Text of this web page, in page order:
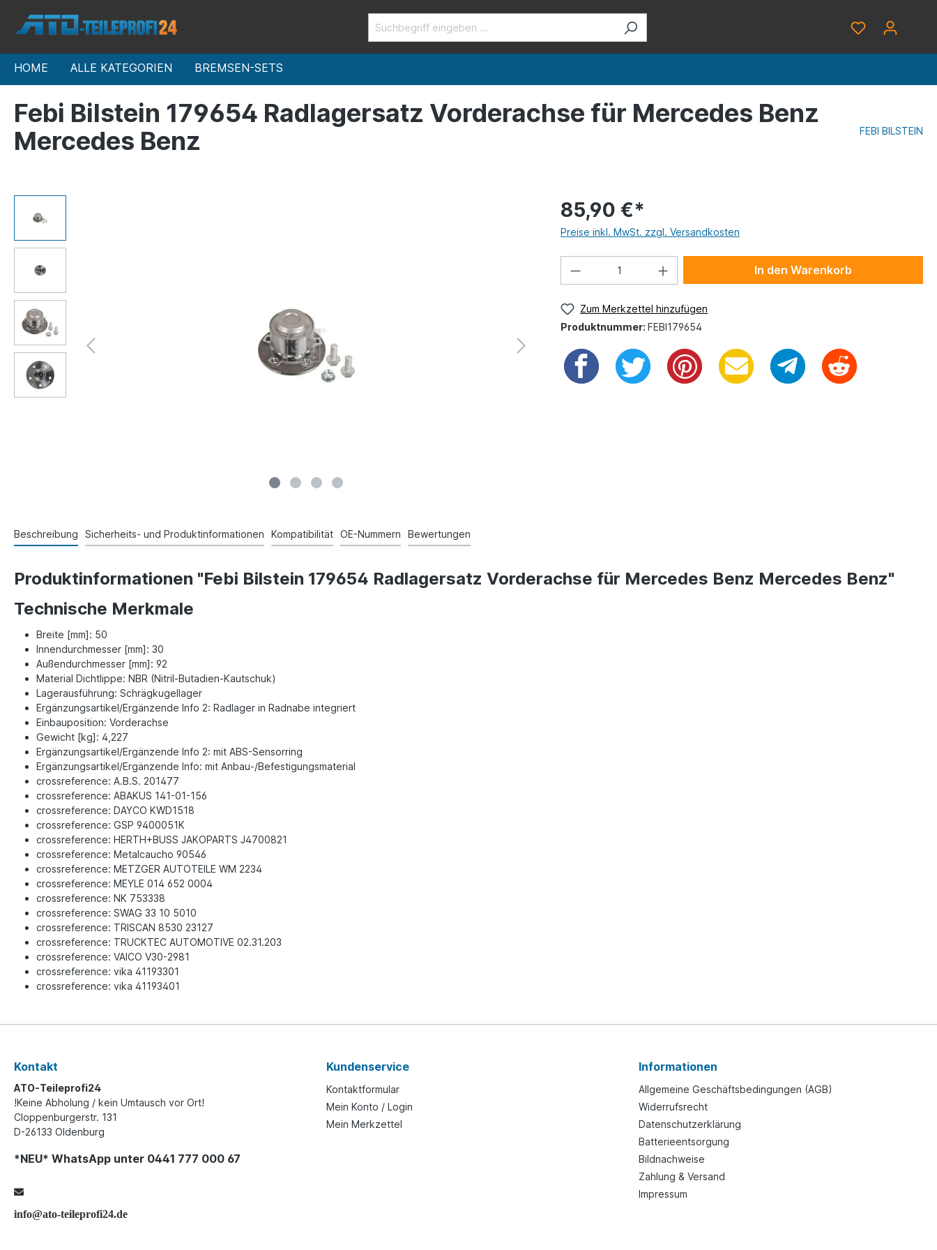
HOME ALLE KATEGORIEN BREMSEN-SETS
Febi Bilstein 179654 Radlagersatz Vorderachse für Mercedes Benz
Mercedes Benz
FEBI BILSTEIN
85,90 €*
Preise inkl. MwSt. zzgl. Versandkosten
In den Warenkorb
Zum Merkzettel hinzufügen
Produktnummer: FEBI179654
Beschreibung Sicherheits- und Produktinformationen Kompatibilität OE-Nummern Bewertungen
Produktinformationen "Febi Bilstein 179654 Radlagersatz Vorderachse für Mercedes Benz Mercedes Benz"
Technische Merkmale
Breite [mm]: 50
Innendurchmesser [mm]: 30
Außendurchmesser [mm]: 92
Material Dichtlippe: NBR (Nitril-Butadien-Kautschuk)
Lagerausführung: Schrägkugellager
Ergänzungsartikel/Ergänzende Info 2: Radlager in Radnabe integriert
Einbauposition: Vorderachse
Gewicht [kg]: 4,227
Ergänzungsartikel/Ergänzende Info 2: mit ABS-Sensorring
Ergänzungsartikel/Ergänzende Info: mit Anbau-/Befestigungsmaterial
crossreference: A.B.S. 201477
crossreference: ABAKUS 141-01-156
crossreference: DAYCO KWD1518
crossreference: GSP 9400051K
crossreference: HERTH+BUSS JAKOPARTS J4700821
crossreference: Metalcaucho 90546
crossreference: METZGER AUTOTEILE WM 2234
crossreference: MEYLE 014 652 0004
crossreference: NK 753338
crossreference: SWAG 33 10 5010
crossreference: TRISCAN 8530 23127
crossreference: TRUCKTEC AUTOMOTIVE 02.31.203
crossreference: VAICO V30-2981
crossreference: vika 41193301
crossreference: vika 41193401
Kontakt
ATO-Teileprofi24
!Keine Abholung / kein Umtausch vor Ort!
Cloppenburgerstr. 131
D-26133 Oldenburg
*NEU* WhatsApp unter 0441 777 000 67
info@ato-teileprofi24.de
Kundenservice
Kontaktformular
Mein Konto / Login
Mein Merkzettel
Informationen
Allgemeine Geschäftsbedingungen (AGB)
Widerrufsrecht
Datenschutzerklärung
Batterieentsorgung
Bildnachweise
Zahlung & Versand
Impressum